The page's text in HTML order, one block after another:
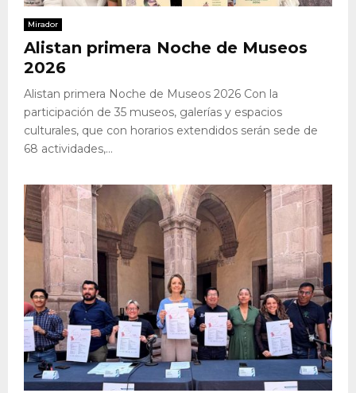
Mirador
Alistan primera Noche de Museos
2026
Alistan primera Noche de Museos 2026 Con la
participación de 35 museos, galerías y espacios
culturales, que con horarios extendidos serán sede de
68 actividades,...